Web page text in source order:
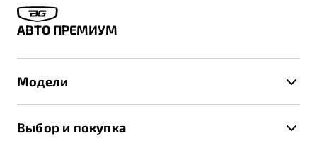
АВТО ПРЕМИУМ
Модели
Выбор и покупка